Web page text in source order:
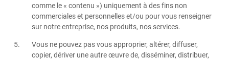
comme le « contenu ») uniquement à des fins non
commerciales et personnelles et/ou pour vous renseigner
sur notre entreprise, nos produits, nos services.
Vous ne pouvez pas vous approprier, altérer, diffuser,
copier, dériver une autre œuvre de, disséminer, distribuer,